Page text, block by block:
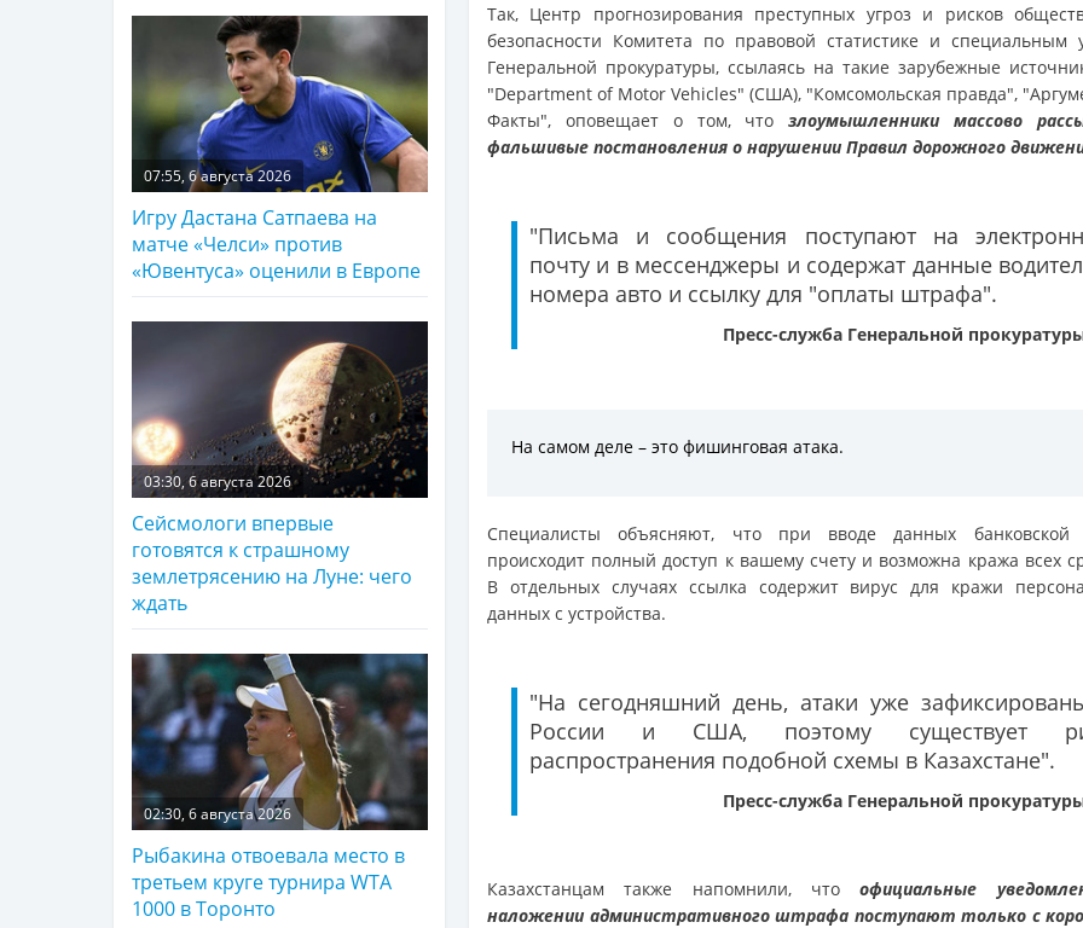
Так, Центр прогнозирования преступных угроз и рисков
безопасности Комитета по правовой статистике и специальным
Генеральной прокуратуры, ссылаясь на такие зарубежные
"Department of Motor Vehicles" (США), "Комсомольская правда",
Факты", оповещает о том, чтозлоумышленники массово
фальшивые постановления о нарушении Правил дорожного
"Письма и сообщения поступают на
почту и в мессенджеры и содержат данные
номера авто и ссылку для "оплаты штрафа".
Пресс-служба Генеральной
На самом деле – это фишинговая атака.
Специалисты объясняют, что при вводе данных банковской
происходит полный доступ к вашему счету и возможна кража всех
В отдельных случаях ссылка содержит вирус для кражи
данных с устройства.
"На сегодняшний день, атаки уже
России и США, поэтому существует
распространения подобной схемы в Казахстане".
Пресс-служба Генеральной
Казахстанцам также напомнили, чтоофициальные
наложении административного штрафа поступают только с
07:55, 6 августа 2026
Игру Дастана Сатпаева на
матче «Челси» против
«Ювентуса» оценили в Европе
03:30, 6 августа 2026
Сейсмологи впервые
готовятся к страшному
землетрясению на Луне: чего
ждать
02:30, 6 августа 2026
Рыбакина отвоевала место в
третьем круге турнира WTA
1000 в Торонто